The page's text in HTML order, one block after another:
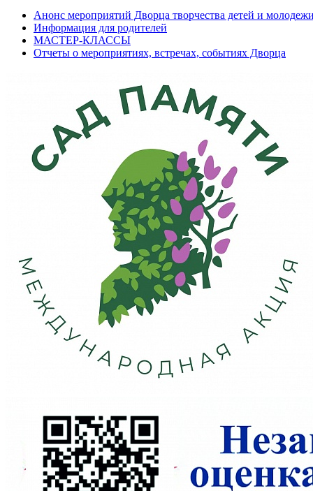
Анонс мероприятий Дворца творчества детей и молодежи
Информация для родителей
МАСТЕР-КЛАССЫ
Отчеты о мероприятиях, встречах, событиях Дворца